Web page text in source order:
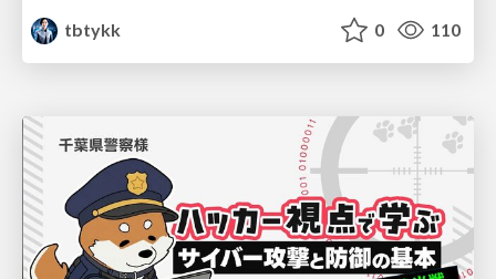
tbtykk
0 110